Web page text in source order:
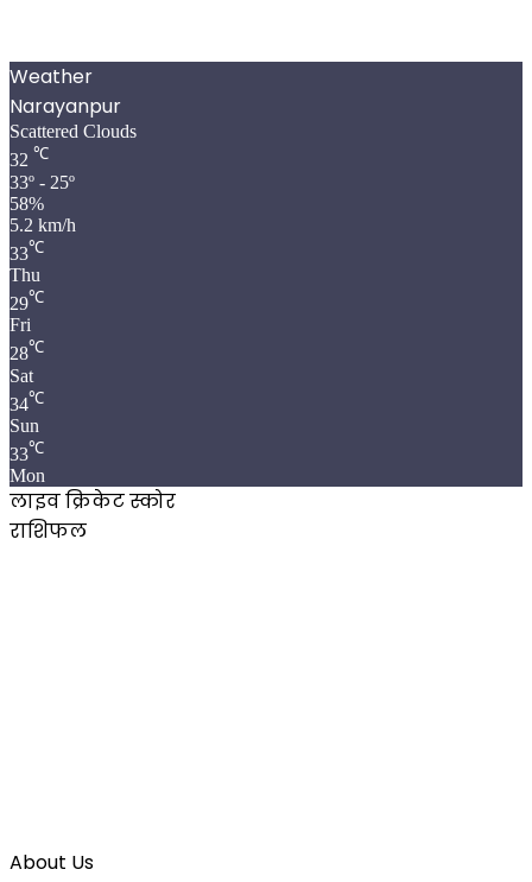
Weather
Narayanpur
Scattered Clouds
32 ℃
33º - 25º
58%
5.2 km/h
33℃
Thu
29℃
Fri
28℃
Sat
34℃
Sun
33℃
Mon
लाइव क्रिकेट स्कोर
राशिफल
About Us